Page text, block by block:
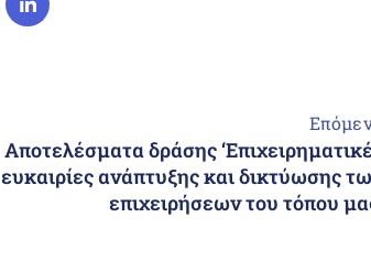
Αποτελέσματα δράσης
ευκαιρίες ανάπτυξης και δικτύωσης
επιχειρήσεων του τόπου